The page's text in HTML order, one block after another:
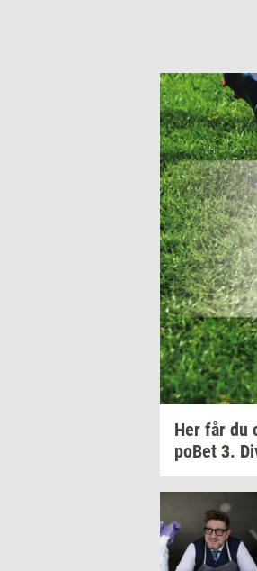
Her får du
po­Bet 3.